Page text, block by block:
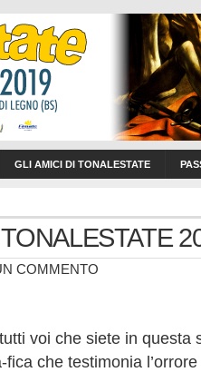
GLI AMICI DI TONALESTATE
COMMENTO
voi che siete in questa
che testimonia